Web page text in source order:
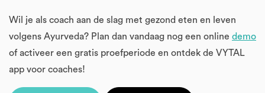
Wil je als coach aan de slag met gezond eten en leven
volgens Ayurveda? Plan dan vandaag nog een online demo
of activeer een gratis proefperiode en ontdek de VYTAL
app voor coaches!